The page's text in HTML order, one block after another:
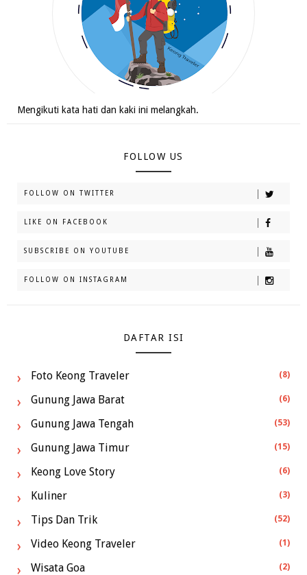
Mengikuti kata hati dan kaki ini melangkah.
FOLLOW US
FOLLOW ON TWITTER
LIKE ON FACEBOOK
SUBSCRIBE ON YOUTUBE
FOLLOW ON INSTAGRAM
DAFTAR ISI
Foto Keong Traveler (8)
Gunung Jawa Barat (6)
Gunung Jawa Tengah (53)
Gunung Jawa Timur (15)
Keong Love Story (6)
Kuliner (3)
Tips Dan Trik (52)
Video Keong Traveler (1)
Wisata Goa (2)